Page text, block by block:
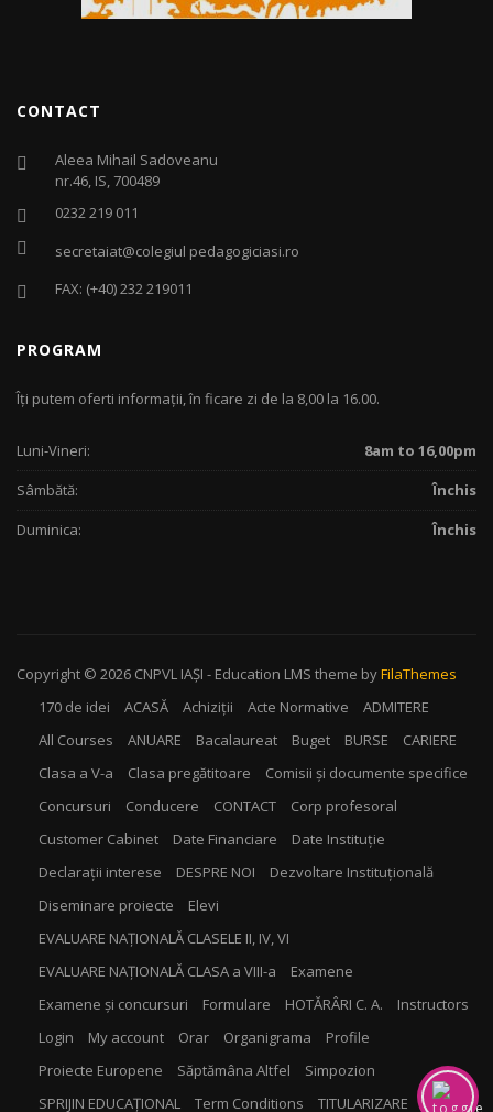
CONTACT
Aleea Mihail Sadoveanu
nr.46, IS, 700489
0232 219 011
secretaiat@colegiul pedagogiciasi.ro
FAX: (+40) 232 219011
PROGRAM
Îţi putem oferti informaţii, în ficare zi de la 8,00 la 16.00.
Luni-Vineri:
8am to 16,00pm
Sâmbătă:
Închis
Duminica:
Închis
Copyright © 2026 CNPVL IAŞI - Education LMS theme byFilaThemes
170 de idei
ACASĂ Achiziţii Acte Normative
ADMITERE
All Courses
ANUARE Bacalaureat Buget BURSE
CARIERE
Clasa a V-a
Clasa pregătitoare
Comisii şi documente specifice
Concursuri
Conducere CONTACT
Corp profesoral
Customer Cabinet
Date Financiare
Date Instituţie
Declaraţii interese
DESPRE NOI
Dezvoltare Instituţională
Diseminare proiecte
Elevi
EVALUARE NAŢIONALĂ CLASELE II, IV, VI
EVALUARE NAŢIONALĂ CLASA a VIII-a
Examene
Examene şi concursuri
Formulare HOTĂRÂRI C. A.
Instructors
Login
My account Orar Organigrama
Profile
Proiecte Europene
Săptămâna Altfel
Simpozion
SPRIJIN EDUCAŢIONAL
Term Conditions TITULARIZARE